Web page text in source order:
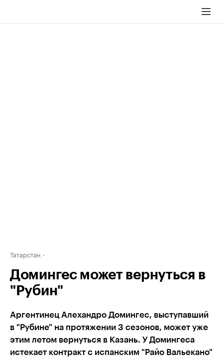
Татарстан
Домингес может вернуться в
"Рубин"
Аргентинец Алехандро Домингес, выступавший
в "Рубине" на протяжении 3 сезонов, может уже
этим летом вернуться в Казань. У Домингеса
истекает контракт с испанским "Райо Вальекано"